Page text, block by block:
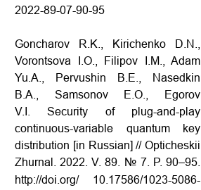
2022-89-07-90-95
Goncharov R.K., Kirichenko D.N.,
Vorontsova I.O., Filipov I.M., Adam
Yu.A., Pervushin B.E., Nasedkin
B.A., Samsonov E.O., Egorov
V.I. Security of plug-and-play
continuous-variable quantum key
distribution [in Russian] // Opticheskii
Zhurnal. 2022. V. 89. № 7. P. 90–95.
http://doi.org/
10.17586/1023-5086-